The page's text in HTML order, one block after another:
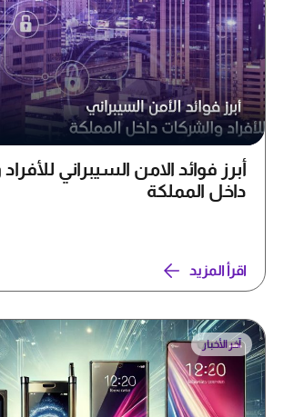
أبرز فوائد الامن السيبراني
داخل المملكة
اقرأ المزيد
آخر الأخبار